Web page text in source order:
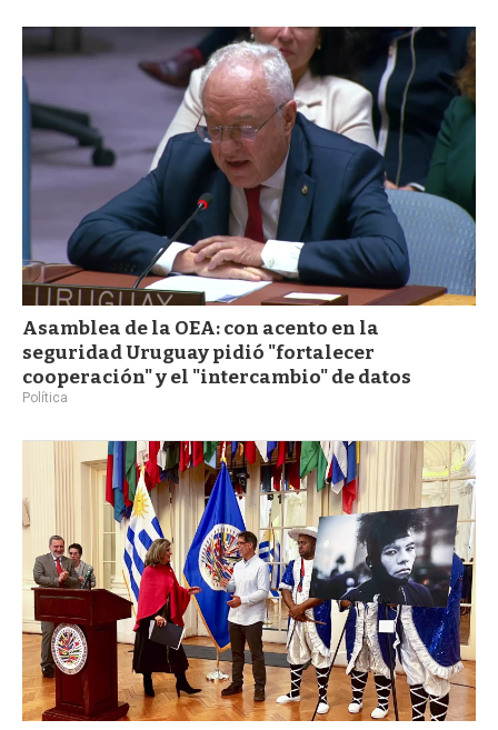
e
d
a
Asamblea de la OEA: con acento en la
seguridad Uruguay pidió "fortalecer
cooperación" y el "intercambio" de datos
Política